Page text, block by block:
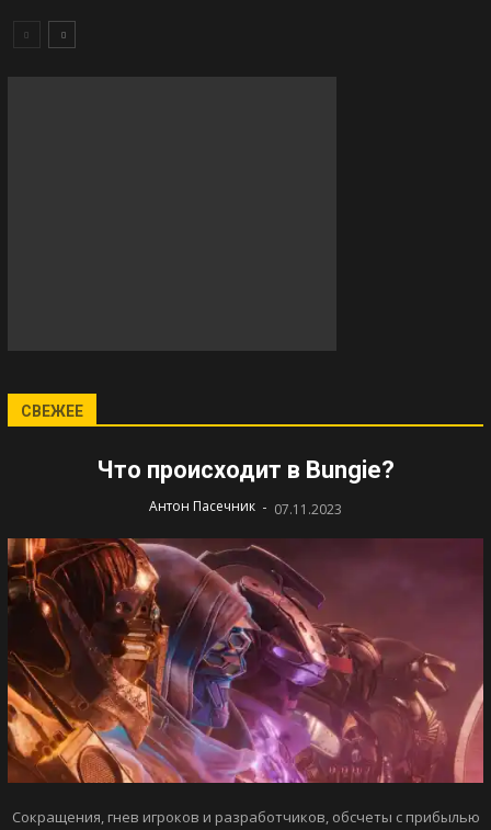
СВЕЖЕЕ
Что происходит в Bungie?
Антон Пасечник - 07.11.2023
Сокращения, гнев игроков и разработчиков, обсчеты с прибылью